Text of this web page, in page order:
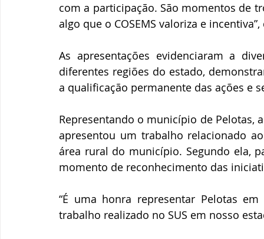
com a participação. São momentos de
algo que o COSEMS valoriza e
As apresentações evidenciaram a
diferentes regiões do estado,
a qualificação permanente das ações e
Representando o município de Pelotas,
apresentou um trabalho relacionado
área rural do município. Segundo ela,
momento de reconhecimento das
“É uma honra representar Pelotas
trabalho realizado no SUS em nosso